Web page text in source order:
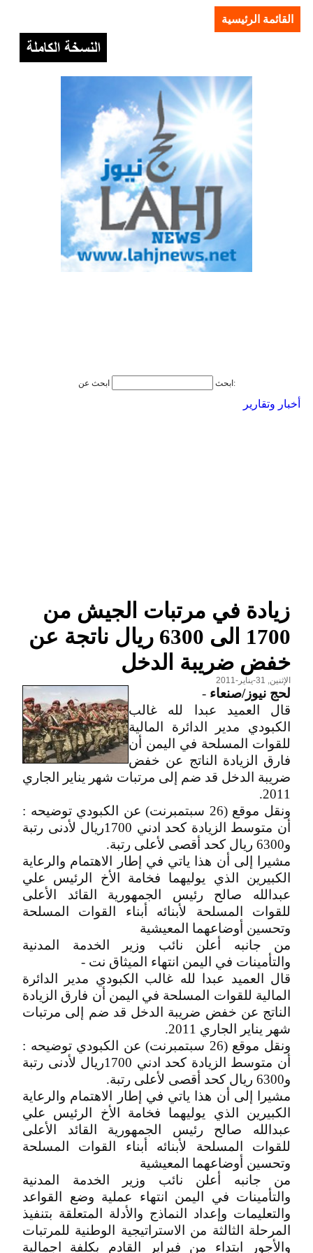
القائمة الرئيسية
ابحث ابحث عن:
أخبار وتقارير
زيادة في مرتبات الجيش من
1700 الى 6300 ريال ناتجة عن
خفض ضريبة الدخل
الإثنين, 31-يناير-2011
لحج نيوز/صنعاء -
قال العميد عبدا لله غالب
الكبودي مدير الدائرة المالية
للقوات المسلحة في اليمن أن
فارق الزيادة الناتج عن خفض
ضريبة الدخل قد ضم إلى مرتبات شهر يناير الجاري
2011.
ونقل موقع (26 سبتمبرنت) عن الكبودي توضيحه :
أن متوسط الزيادة كحد ادني 1700ريال لأدنى رتبة
و6300 ريال كحد أقصى لأعلى رتبة.
مشيرا إلى أن هذا ياتي في إطار الاهتمام والرعاية
الكبيرين الذي يوليهما فخامة الأخ الرئيس علي
عبدالله صالح رئيس الجمهورية القائد الأعلى
للقوات المسلحة لأبنائه أبناء القوات المسلحة
وتحسين أوضاعهما المعيشية
من جانبه أعلن نائب وزير الخدمة المدنية
والتأمينات في اليمن انتهاء الميثاق نت -
قال العميد عبدا لله غالب الكبودي مدير الدائرة
المالية للقوات المسلحة في اليمن أن فارق الزيادة
الناتج عن خفض ضريبة الدخل قد ضم إلى مرتبات
شهر يناير الجاري 2011.
ونقل موقع (26 سبتمبرنت) عن الكبودي توضيحه :
أن متوسط الزيادة كحد ادني 1700ريال لأدنى رتبة
و6300 ريال كحد أقصى لأعلى رتبة.
مشيرا إلى أن هذا ياتي في إطار الاهتمام والرعاية
الكبيرين الذي يوليهما فخامة الأخ الرئيس علي
عبدالله صالح رئيس الجمهورية القائد الأعلى
للقوات المسلحة لأبنائه أبناء القوات المسلحة
وتحسين أوضاعهما المعيشية
من جانبه أعلن نائب وزير الخدمة المدنية
والتأمينات في اليمن انتهاء عملية وضع القواعد
والتعليمات وإعداد النماذج والأدلة المتعلقة بتنفيذ
المرحلة الثالثة من الاستراتيجية الوطنية للمرتبات
والأجور ابتداء من فبراير القادم بكلفة اجمالية